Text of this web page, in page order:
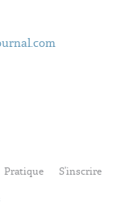
Pratique S’inscrire